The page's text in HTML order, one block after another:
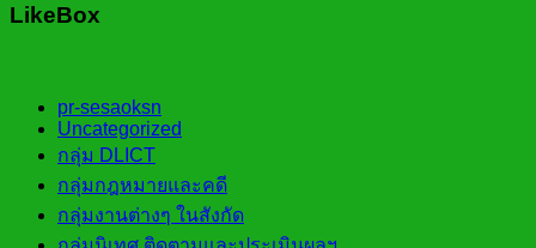
LikeBox
pr-sesaoksn
Uncategorized
กลุ่ม DLICT
กลุ่มกฎหมายและคดี
กลุ่มงานต่างๆ ในสังกัด